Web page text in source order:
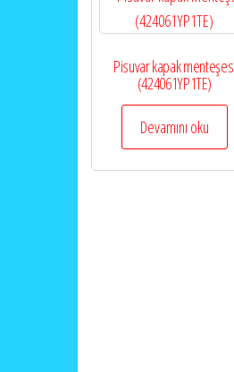
Pisuvar kapak menteşesi
(424061YP1TE)
Devamını oku